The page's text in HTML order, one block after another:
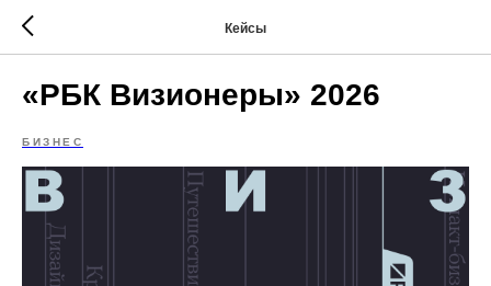
Кейсы
«РБК Визионеры» 2026
БИЗНЕС